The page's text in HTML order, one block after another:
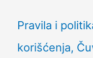
Pravila i
korišćenja,